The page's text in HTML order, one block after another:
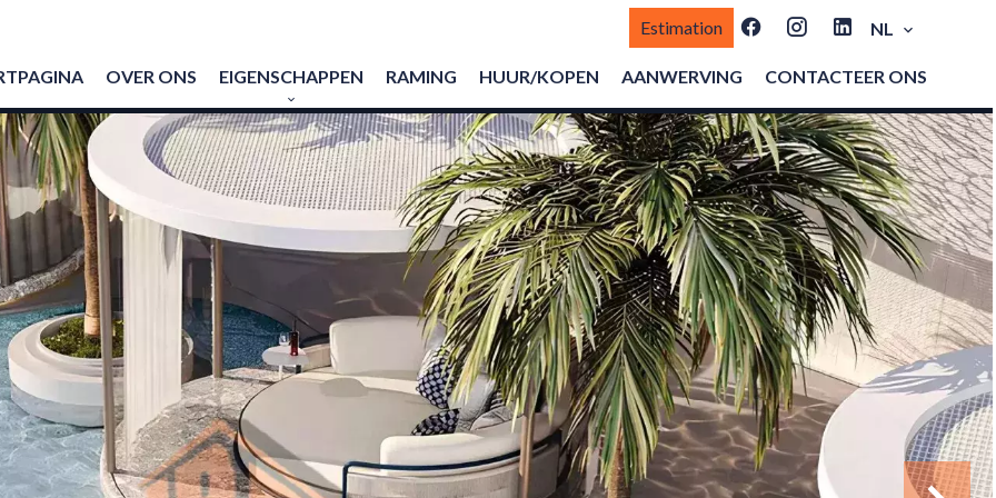
Estimation NL
OVER ONS EIGENSCHAPPEN RAMING HUUR/KOPEN AANWERVING CONTACTEER ONS